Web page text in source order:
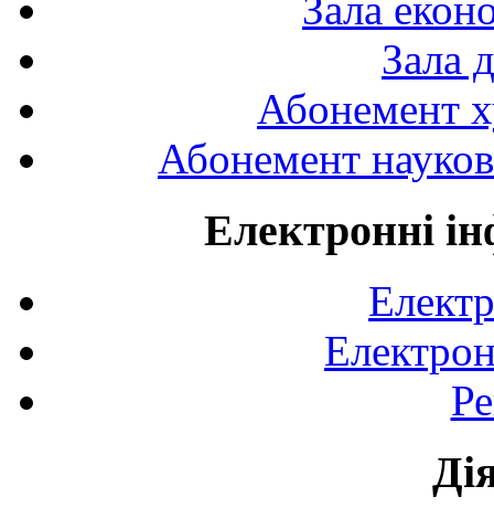
Зала
Абонемент
Абонемент
Електронні